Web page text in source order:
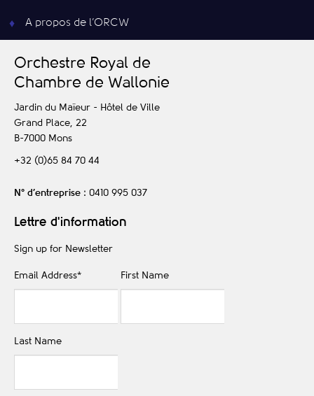
A propos de l’ORCW
Orchestre Royal de
Chambre de Wallonie
Jardin du Maïeur - Hôtel de Ville
Grand Place, 22
B-7000 Mons
+32 (0)65 84 70 44
N° d’entreprise : 0410 995 037
Lettre d'information
Sign up for Newsletter
Email Address* First Name
Last Name